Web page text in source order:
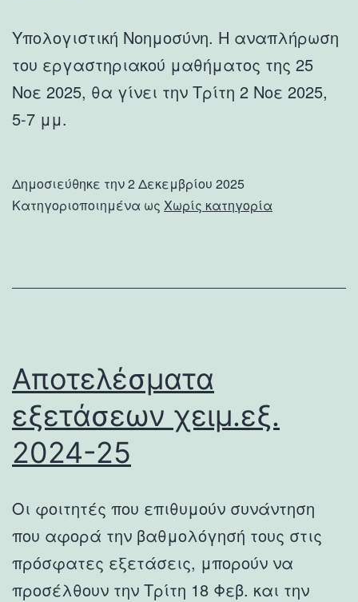
Υπολογιστική Νοημοσύνη. Η αναπλήρωση
του εργαστηριακού μαθήματος της 25
Νοε 2025, θα γίνει την Τρίτη 2 Νοε 2025,
5-7 μμ.
Δημοσιεύθηκε την2 Δεκεμβρίου 2025
Κατηγοριοποιημένα ως Χωρίς κατηγορία
Αποτελέσματα
εξετάσεων χειμ.εξ.
2024-25
Οι φοιτητές που επιθυμούν συνάντηση
που αφορά την βαθμολόγησή τους στις
πρόσφατες εξετάσεις, μπορούν να
προσέλθουν την Τρίτη 18 Φεβ. και την